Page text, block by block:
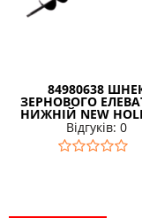
84980638
ЗЕРНОВОГО
НИЖНІЙ NEW
Відгуків: 0